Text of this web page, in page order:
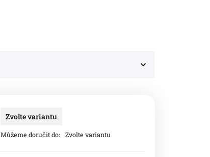
Zvolte variantu
Můžeme doručit do: Zvolte variantu